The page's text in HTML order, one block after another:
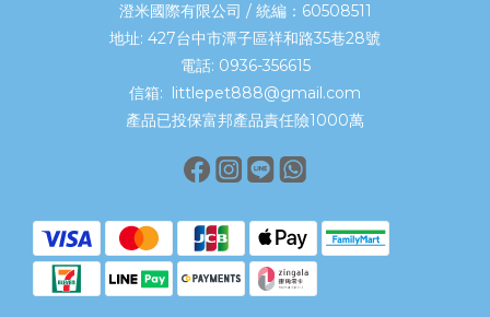
澄米國際有限公司 / 統編：60508511
地址: 427台中市潭子區祥和路35巷28號
電話: 0936-356615
信箱: littlepet888@gmail.com
產品已投保富邦產品責任險1000萬